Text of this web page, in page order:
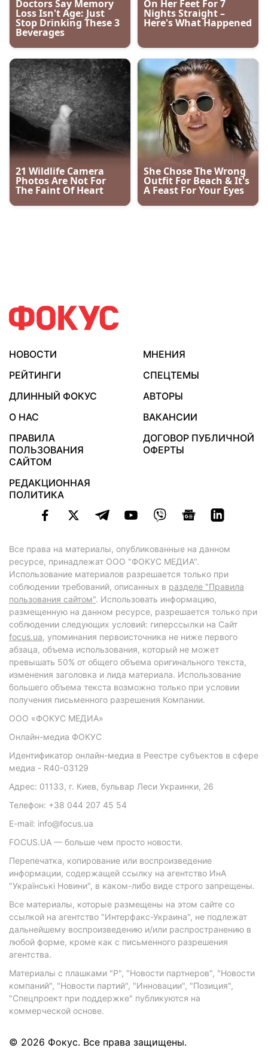
НОВОСТИ
МНЕНИЯ
РЕЙТИНГИ
СПЕЦТЕМЫ
ДЛИННЫЙ ФОКУС
АВТОРЫ
О НАС
ВАКАНСИИ
ПРАВИЛА
ПОЛЬЗОВАНИЯ
САЙТОМ
ДОГОВОР ПУБЛИЧНОЙ
ОФЕРТЫ
РЕДАКЦИОННАЯ
ПОЛИТИКА
Все права на материалы, опубликованные на данном
ресурсе, принадлежат ООО "ФОКУС МЕДИА".
Использование материалов разрешается только при
соблюдении требований, описанных в разделе "Правила
пользования сайтом". Использовать информацию,
размещенную на данном ресурсе, разрешается только при
соблюдении следующих условий: гиперссылки на Сайт
focus.ua, упоминания первоисточника не ниже первого
абзаца, объема использования, который не может
превышать 50% от общего объема оригинального текста,
изменения заголовка и лида материала. Использование
большего объема текста возможно только при условии
получения письменного разрешения Компании.
ООО «ФОКУС МЕДИА»
Онлайн-медиа ФОКУС
Идентификатор онлайн-медиа в Реестре субъектов в сфере
медиа - R40-03129
Адрес: 01133, г. Киев, бульвар Леси Украинки, 26
Телефон: +38 044 207 45 54
E-mail: info@focus.ua
FOCUS.UA — больше чем просто новости.
Перепечатка, копирование или воспроизведение
информации, содержащей ссылку на агентство ИнА
"Українські Новини", в каком-либо виде строго запрещены.
Все материалы, которые размещены на этом сайте со
ссылкой на агентство "Интерфакс-Украина", не подлежат
дальнейшему воспроизведению и/или распространению в
любой форме, кроме как с письменного разрешения
агентства.
Материалы с плашками "Р", "Новости партнеров", "Новости
компаний", "Новости партий", "Инновации", "Позиция",
"Спецпроект при поддержке" публикуются на
коммерческой основе.
© 2026 Фокус. Все права защищены.